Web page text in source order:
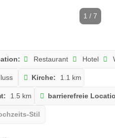
1 / 7
Restaurant Hotel
Kirche: 1.1 km
1.5 km barrierefreie
Stil